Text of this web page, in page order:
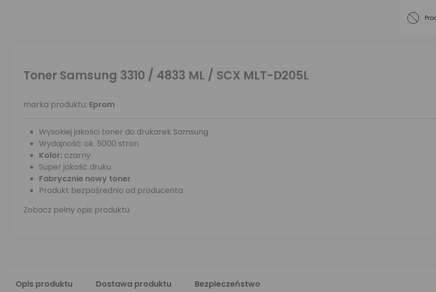
Toner Samsung 3310 / 4833 ML / SCX MLT-D205L
marka produktu: Eprom
Wysokiej jakości toner do drukarek Samsung
Wydajność: ok. 5000 stron
Kolor: czarny
Super jakość druku
Fabrycznie nowy toner
Produkt bezpośrednio od producenta
Zobacz pełny opis produktu
Opis produktu Dostawa produktu Bezpieczeństwo